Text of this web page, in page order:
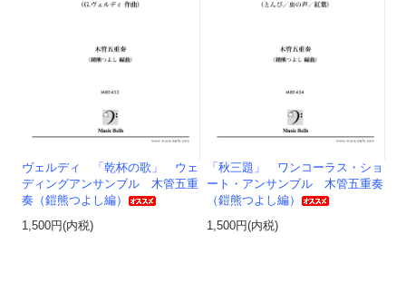
ヴェルディ 「乾杯の歌」 ウェ
ディングアンサンブル 木管五重
奏（鎧熊つよし編）
1,500円(内税)
「秋三題」 ワンコーラス・ショ
ート・アンサンブル 木管五重奏
（鎧熊つよし編）
1,500円(内税)